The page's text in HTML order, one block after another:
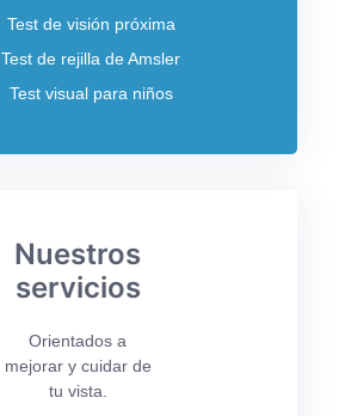
Test de visión próxima
Test de rejilla de Amsler
Test visual para niños
Nuestros
servicios
Orientados a
mejorar y cuidar de
tu vista.